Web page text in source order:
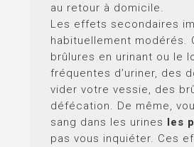
au retour à domicile.
Les effets secondaires
habituellement modérés.
brûlures en urinant ou le
fréquentes d’uriner, des
vider votre vessie, des
défécation. De même,
sang dans les urines les
pas vous inquiéter. Ces